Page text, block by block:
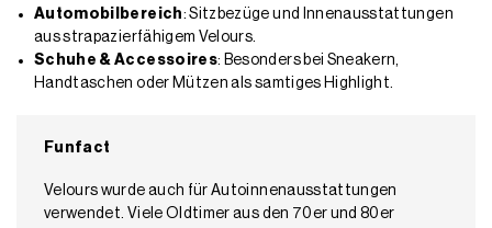
Automobilbereich: Sitzbezüge und Innenausstattungen
aus strapazierfähigem Velours.
Schuhe & Accessoires: Besonders bei Sneakern,
Handtaschen oder Mützen als samtiges Highlight.
Funfact
Velours wurde auch für Autoinnenausstattungen
verwendet. Viele Oldtimer aus den 70er und 80er